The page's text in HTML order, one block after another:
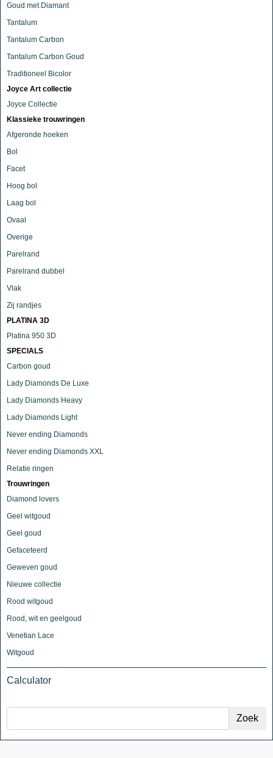
Goud met Diamant
Tantalum
Tantalum Carbon
Tantalum Carbon Goud
Traditioneel Bicolor
Joyce Art collectie
Joyce Collectie
Klassieke trouwringen
Afgeronde hoeken
Bol
Facet
Hoog bol
Laag bol
Ovaal
Overige
Parelrand
Parelrand dubbel
Vlak
Zij randjes
PLATINA 3D
Platina 950 3D
SPECIALS
Carbon goud
Lady Diamonds De Luxe
Lady Diamonds Heavy
Lady Diamonds Light
Never ending Diamonds
Never ending Diamonds XXL
Relatie ringen
Trouwringen
Diamond lovers
Geel witgoud
Geel goud
Gefaceteerd
Geweven goud
Nieuwe collectie
Rood witgoud
Rood, wit en geelgoud
Venetian Lace
Witgoud
Calculator